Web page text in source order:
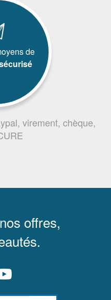
de
virement, chèque,
offres,